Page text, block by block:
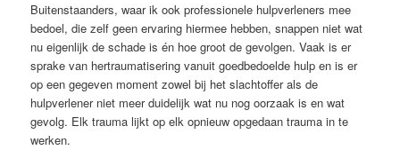
Buitenstaanders, waar ik ook professionele hulpverleners mee
bedoel, die zelf geen ervaring hiermee hebben, snappen niet wat
nu eigenlijk de schade is én hoe groot de gevolgen. Vaak is er
sprake van hertraumatisering vanuit goedbedoelde hulp en is er
op een gegeven moment zowel bij het slachtoffer als de
hulpverlener niet meer duidelijk wat nu nog oorzaak is en wat
gevolg. Elk trauma lijkt op elk opnieuw opgedaan trauma in te
werken.